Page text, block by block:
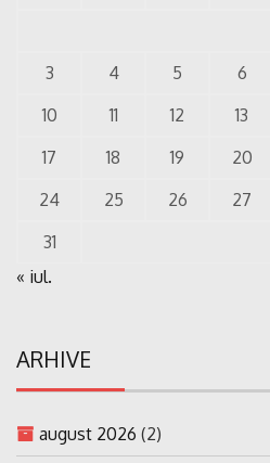
3
4 5 6
10
11 12 13
17
18 19 20
24
25 26 27
31
« iul.
ARHIVE
august 2026 (2)